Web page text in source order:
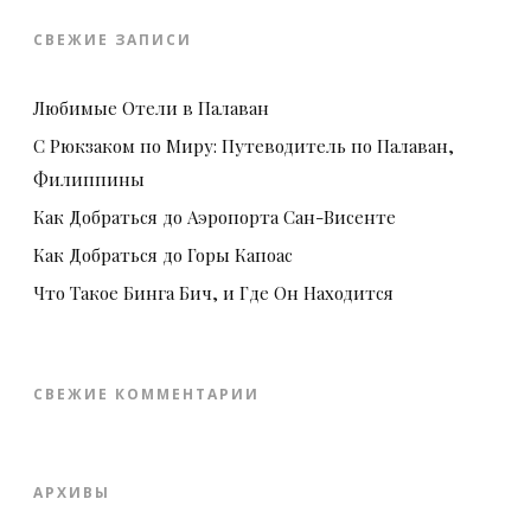
СВЕЖИЕ ЗАПИСИ
Любимые Отели в Палаван
С Рюкзаком по Миру: Путеводитель по Палаван,
Филиппины
Как Добраться до Аэропорта Сан-Висенте
Как Добраться до Горы Капоас
Что Такое Бинга Бич, и Где Он Находится
СВЕЖИЕ КОММЕНТАРИИ
АРХИВЫ